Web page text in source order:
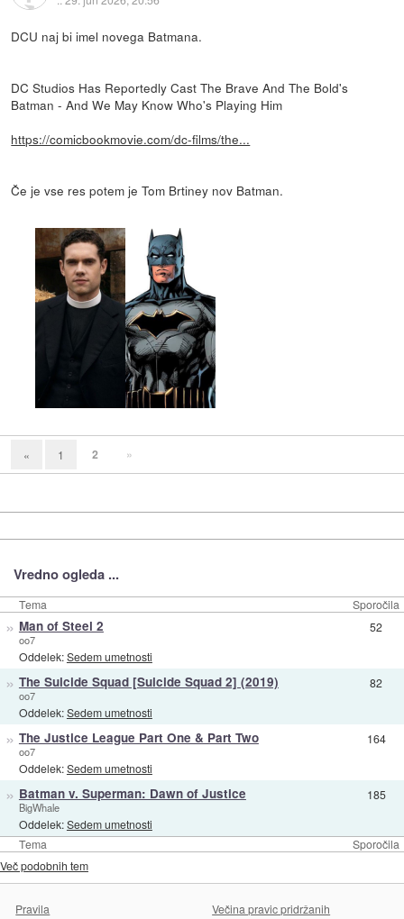
DCU naj bi imel novega Batmana.
DC Studios Has Reportedly Cast The Brave And The Bold's
Batman - And We May Know Who's Playing Him
https://comicbookmovie.com/dc-films/the...
Če je vse res potem je Tom Brtiney nov Batman.
« 1 2 »
Vredno ogleda ...
Tema Sporočila
Tema Sporočila
» Man of Steel 2
oo7
Oddelek:Sedem umetnosti
52
» The Suicide Squad [Suicide Squad 2] (2019)
oo7
Oddelek:Sedem umetnosti
82
» The Justice League Part One & Part Two
oo7
Oddelek:Sedem umetnosti
164
» Batman v. Superman: Dawn of Justice
BigWhale
Oddelek:Sedem umetnosti
185
Več podobnih tem
Pravila Večina pravic pridržanih